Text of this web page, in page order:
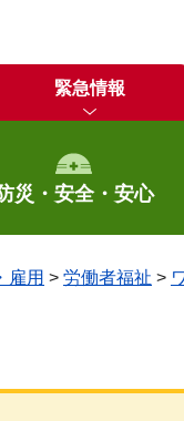
緊急情報
災・安全・安心
雇用 > 労働者福祉 >